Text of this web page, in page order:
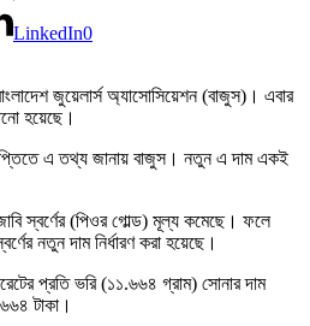
LinkedIn0
জুয়েলার্স অ্যাসোসিয়েশন (বাজুস)। এবার
হয়েছে।
এ তথ্য জানায় বাজুস। নতুন এ দাম একই
স্বর্ণের (পিওর গোল্ড) মূল্য কমেছে। ফলে
নতুন দাম নির্ধারণ করা হয়েছে।
প্রতি ভরি (১১.৬৬৪ গ্রাম) সোনার দাম
টাকা।